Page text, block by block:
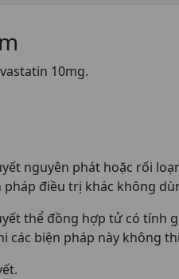
10mg.
nguyên phát hoặc rối
pháp điều trị khác không
thể đồng hợp tử có tính
các biện pháp này không